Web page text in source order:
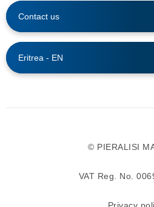
Contact us
Eritrea - EN
© PIERALISI
VAT Reg. No.